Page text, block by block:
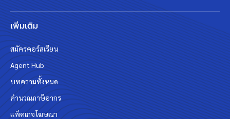
เพิ่มเติม
สมัครคอร์สเรียน
Agent Hub
บทความทั้งหมด
คำนวณภาษีอากร
แพ็คเกจโฆษณา